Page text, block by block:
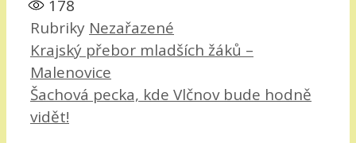
178
Rubriky Nezařazené
Krajský přebor mladších žáků –
Malenovice
Šachová pecka, kde Vlčnov bude hodně
vidět!